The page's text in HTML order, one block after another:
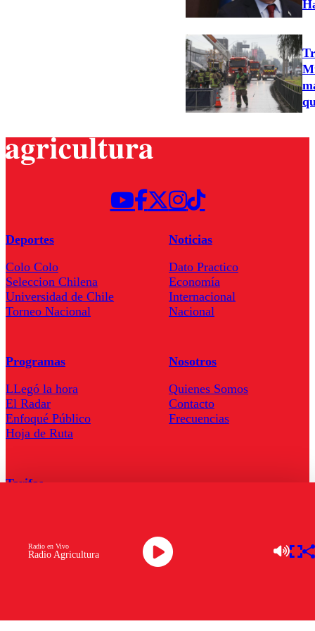
Radio Agricultura
Radio en Vivo
Deportes
Colo Colo
Seleccion Chilena
Universidad de Chile
Torneo Nacional
Noticias
Dato Practico
Economía
Internacional
Nacional
Programas
LLegó la hora
El Radar
Enfoqué Público
Hoja de Ruta
Nosotros
Quienes Somos
Contacto
Frecuencias
Tarifas
Descarga la APP